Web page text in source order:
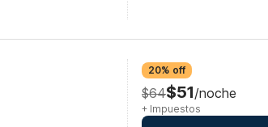
20% off
$64$51/noche
+ Impuestos